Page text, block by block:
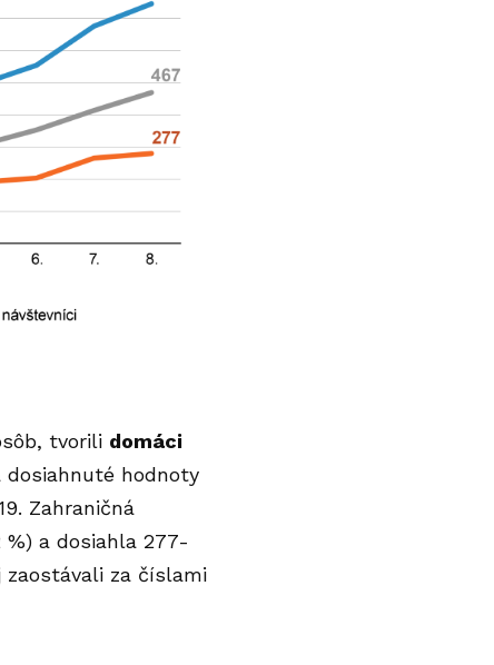
tvorili domáci
hodnoty
Zahraničná
a dosiahla 277-
za číslami